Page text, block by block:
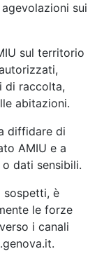
sui
sul territorio
di raccolta,
abitazioni.
diffidare di
AMIU e a
dati sensibili.
sospetti, è
le forze
i canali